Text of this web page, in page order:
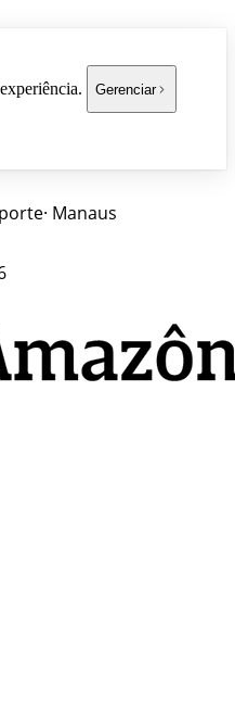
Gerenciar
· Manaus